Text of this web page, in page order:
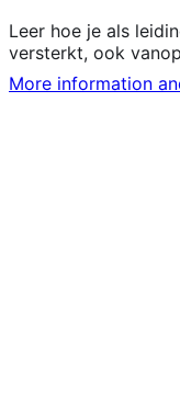
Leer hoe je als
versterkt, ook
More information